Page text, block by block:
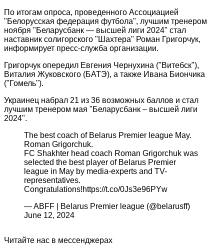
По итогам опроса, проведенного Ассоциацией
"Белорусская федерация футбола", лучшим тренером
ноября "Беларусбанк — высшей лиги 2024" стал
наставник солигорского "Шахтера" Роман Григорчук,
информирует пресс-служба организации.
Григорчук опередил Евгения Чернухина ("Витебск"),
Виталия Жуковского (БАТЭ), а также Ивана Биончика
("Гомель").
Украинец набрал 21 из 36 возможных баллов и стал
лучшим тренером мая "Беларусбанк – высшей лиги
2024".
The best coach of Belarus Premier league May.
Roman Grigorchuk.
FC Shakhter head coach Roman Grigorchuk was
selected the best player of Belarus Premier
league in May by media-experts and TV-
representatives.
Congratulations!https://t.co/0Js3e96PYw
— ABFF | Belarus Premier league (@belarusff)
June 12, 2024
Читайте нас в мессенджерах